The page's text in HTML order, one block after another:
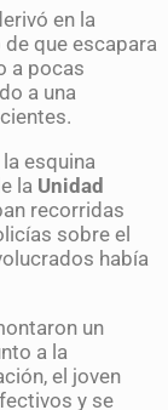
en la
de que escapara
a pocas
a una
la esquina
la Unidad
recorridas
sobre el
había
un
a la
el joven
y se